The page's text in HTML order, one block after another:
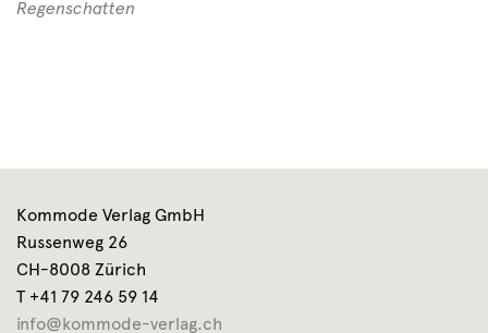
Regenschatten
Kommode Verlag GmbH
Russenweg 26
CH-8008 Zürich
T +41 79 246 59 14
info@kommode-verlag.ch